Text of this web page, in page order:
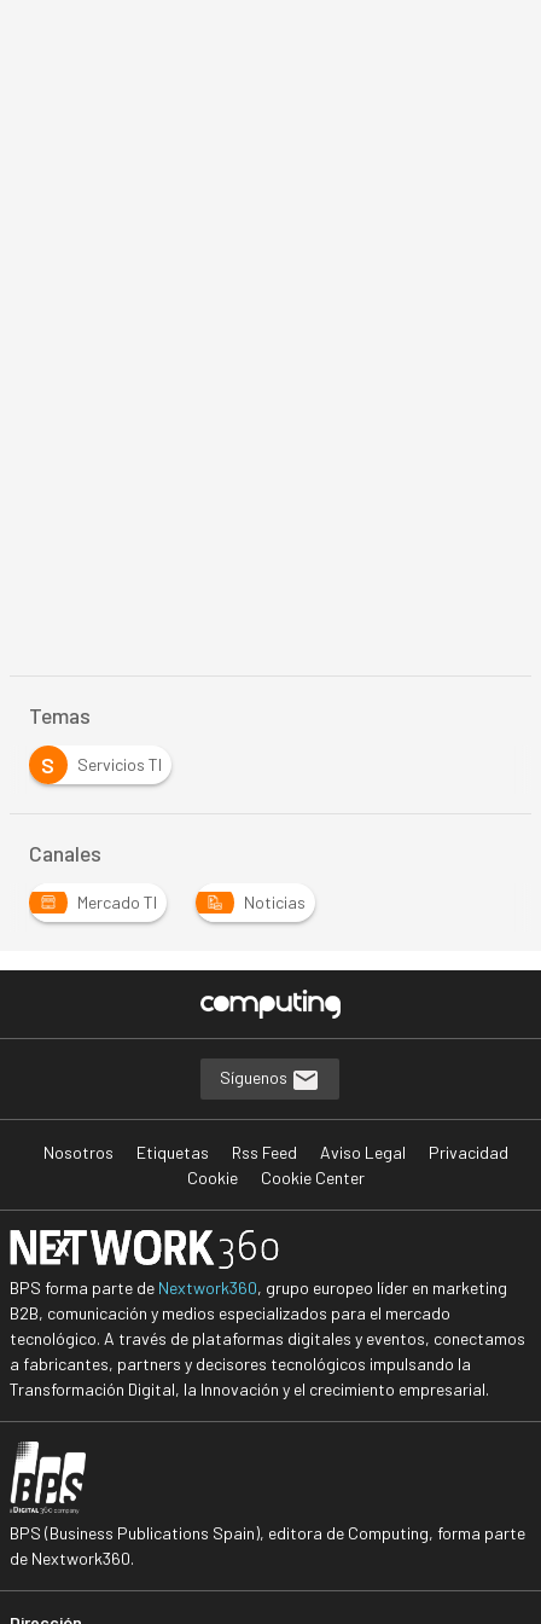
Temas
S
Servicios TI
Canales
Mercado TI Noticias
Síguenos
Nosotros Etiquetas Rss Feed Aviso Legal
Privacidad
Cookie
Cookie Center
BPS forma parte de Nextwork360, grupo europeo líder en marketing
B2B, comunicación y medios especializados para el mercado
tecnológico. A través de plataformas digitales y eventos, conectamos
a fabricantes, partners y decisores tecnológicos impulsando la
Transformación Digital, la Innovación y el crecimiento empresarial.
BPS (Business Publications Spain), editora de Computing, forma parte
de Nextwork360.